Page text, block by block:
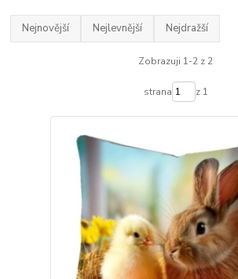
Nejnovější Nejlevnější Nejdražší
Zobrazuji 1-2 z 2
strana z 1